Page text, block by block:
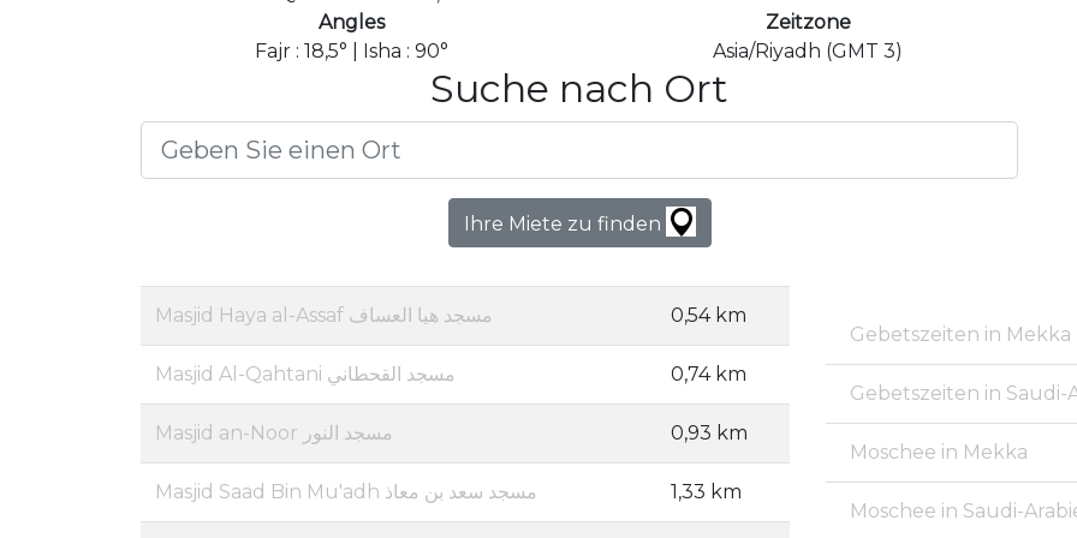
Angles
Fajr : 18,5° | Isha : 90°
Zeitzone
Asia/Riyadh (GMT 3)
Suche nach Ort
Ihre Miete zu finden
Masjid Haya al-Assaf مسجد هيا العساف 0,54 km
Masjid Al-Qahtani مسجد القحطاني 0,74 km
Masjid an-Noor مسجد النور 0,93 km
Masjid Saad Bin Mu'adh مسجد سعد بن معاذ 1,33 km
Gebetszeiten in Mekka
Gebetszeiten in Saudi-
Moschee in Mekka
Moschee in Saudi-